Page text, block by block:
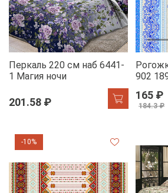
Перкаль 220 см наб 6441-
1 Магия ночи
201.58 ₽
902
165 ₽
184.3 ₽
-10%